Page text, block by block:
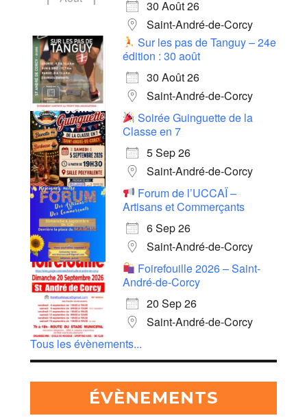
30 Août 26
Saint-André-de-Corcy
Sur les pas de Tanguy – 24e
édition : 30 août
30 Août 26
Saint-André-de-Corcy
Soirée Guinguette de la
Classe en 7
5 Sep 26
Saint-André-de-Corcy
Forum de l’UCCAÏ –
Artisans et Commerçants
6 Sep 26
Saint-André-de-Corcy
Foirefouille 2026 – Saint-
André-de-Corcy
20 Sep 26
Saint-André-de-Corcy
Tous les évènements...
ÉVÈNEMENTS